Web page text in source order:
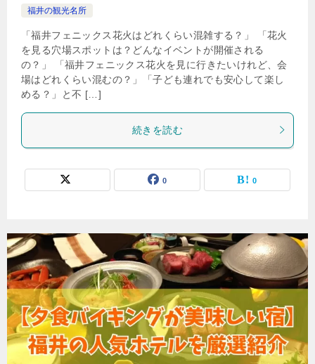
福井の観光名所
「福井フェニックス花火はどれくらい混雑する？」 「花火
を見る穴場スポットは？どんなイベントが開催される
の？」 「福井フェニックス花火を見に行きたいけれど、会
場はどれくらい混むの？」「子ども連れでも安心して楽し
める？」と不 […]
続きを読む
0 0